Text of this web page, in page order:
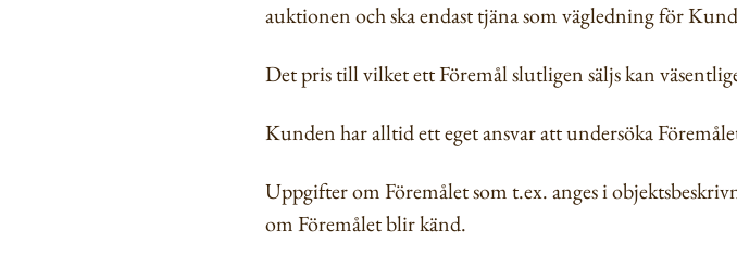
auktionen och ska endast tjäna som vägledning för
Det pris till vilket ett Föremål slutligen säljs kan
Kunden har alltid ett eget ansvar att undersöka
Uppgifter om Föremålet som t.ex. anges i
om Föremålet blir känd.